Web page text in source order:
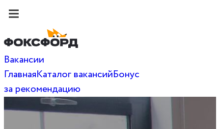
Вакансии
ГлавнаяКаталог вакансийБонус
за рекомендацию